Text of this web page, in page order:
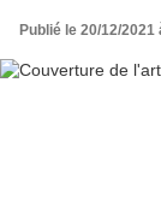
Publié le 20/12/2021